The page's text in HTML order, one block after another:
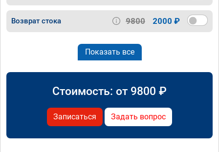
Возврат стока 9800 2000 ₽
Показать все
Стоимость: от 9800 ₽
Записаться Задать вопрос